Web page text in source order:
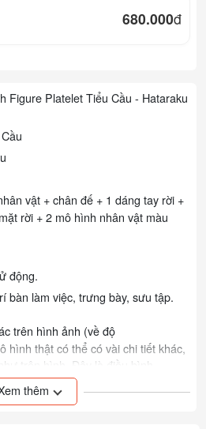
680.000đ
Figure Platelet Tiểu Cầu - Hataraku
vật + chân đế + 1 dáng tay rời +
rời + 2 mô hình nhân vật màu
động.
bàn làm việc, trưng bày, sưu tập.
trên hình ảnh (về độ
hình thật có thể có vài chi tiết khác,
trên hình. Đây là điều bình
và xử lý mẫu. Shop sẽ kiểm
online. Hoặc các bạn đến trực
thêm